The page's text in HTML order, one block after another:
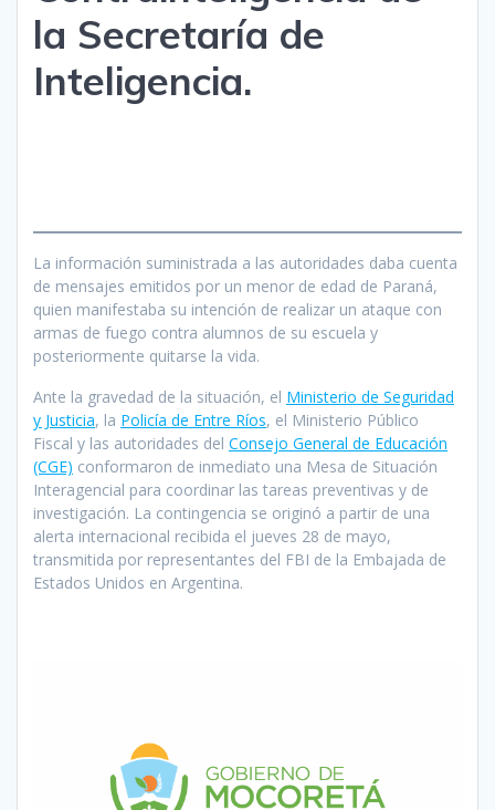
la Secretaría de
Inteligencia.
La información suministrada a las autoridades daba cuenta
de mensajes emitidos por un menor de edad de Paraná,
quien manifestaba su intención de realizar un ataque con
armas de fuego contra alumnos de su escuela y
posteriormente quitarse la vida.
Ante la gravedad de la situación, el Ministerio de Seguridad
y Justicia, la Policía de Entre Ríos, el Ministerio Público
Fiscal y las autoridades del Consejo General de Educación
(CGE) conformaron de inmediato una Mesa de Situación
Interagencial para coordinar las tareas preventivas y de
investigación. La contingencia se originó a partir de una
alerta internacional recibida el jueves 28 de mayo,
transmitida por representantes del FBI de la Embajada de
Estados Unidos en Argentina.